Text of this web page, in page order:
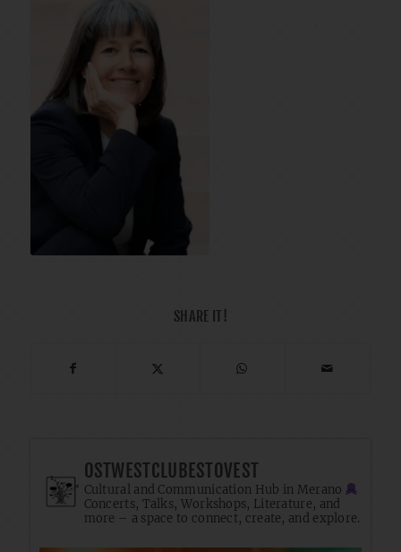
SHARE IT!
OSTWESTCLUBESTOVEST
Cultural and Communication Hub in Merano
Concerts, Talks, Workshops, Literature, and
more – a space to connect, create, and explore.